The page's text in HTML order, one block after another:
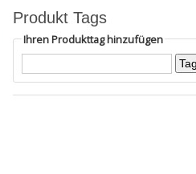
Produkt Tags
Ihren Produkttag hinzufügen